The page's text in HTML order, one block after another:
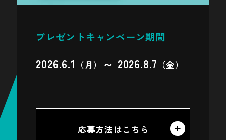
プレゼントキャンペーン期間
2026.6.1 （月） ～ 2026.8.7 （金）
応募方法はこちら